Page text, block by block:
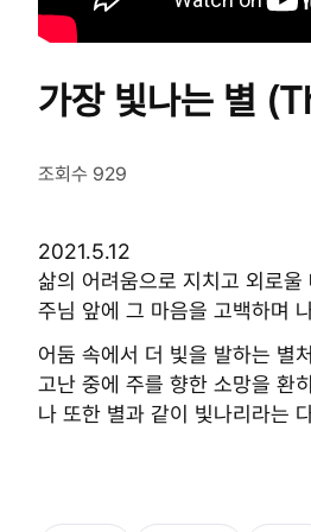
가장 빛나는 별
조회수 929
2021.5.12
삶의 어려움으로 지치고 외로울
주님 앞에 그 마음을 고백하며
어둠 속에서 더 빛을 발하는 별
고난 중에 주를 향한 소망을 환
나 또한 별과 같이 빛나리라는